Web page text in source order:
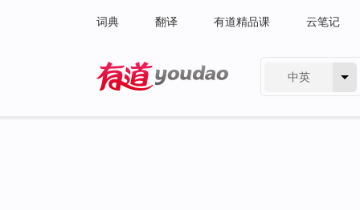
词典 翻译 有道精品课 云笔记
中英